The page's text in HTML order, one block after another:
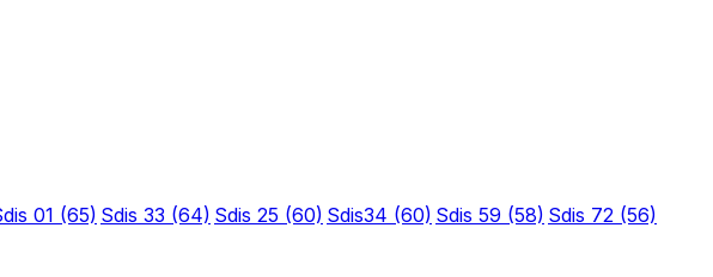
01 (65) Sdis 33 (64) Sdis 25 (60) Sdis34 (60) Sdis 59 (58) Sdis 72 (56)